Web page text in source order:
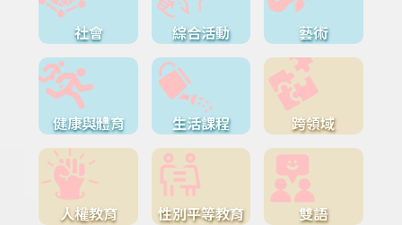
社會 綜合活動 藝術
健康與體育 生活課程 跨領域
人權教育 性別平等教育 雙語